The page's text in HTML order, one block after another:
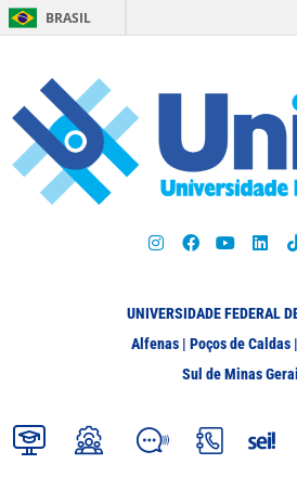
BRASIL
UNIVERSIDADE FEDERAL
Alfenas | Poços de Caldas
Sul de Minas